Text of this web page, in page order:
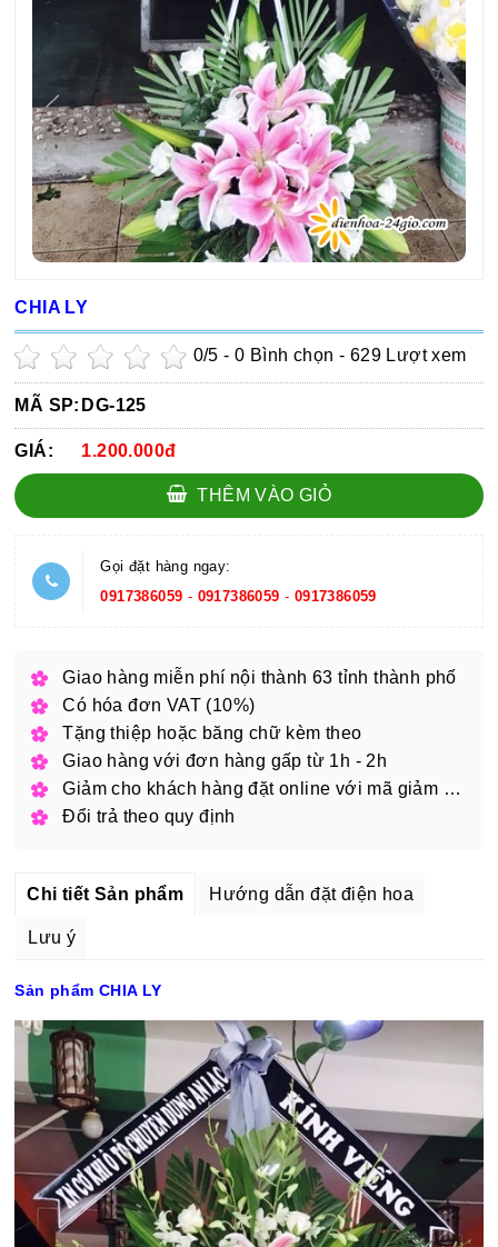
CHIA LY
0/5 -0 Bình chọn - 629 Lượt xem
MÃ SP: DG-125
GIÁ: 1.200.000đ
THÊM VÀO GIỎ
Gọi đặt hàng ngay:
0917386059 - 0917386059 - 0917386059
Giao hàng miễn phí nội thành 63 tỉnh thành phố
Có hóa đơn VAT (10%)
Tặng thiệp hoặc băng chữ kèm theo
Giao hàng với đơn hàng gấp từ 1h - 2h
Giảm cho khách hàng đặt online với mã giảm giá
Đổi trả theo quy định
Chi tiết Sản phẩm Hướng dẫn đặt điện hoa
Lưu ý
Sản phẩm CHIA LY